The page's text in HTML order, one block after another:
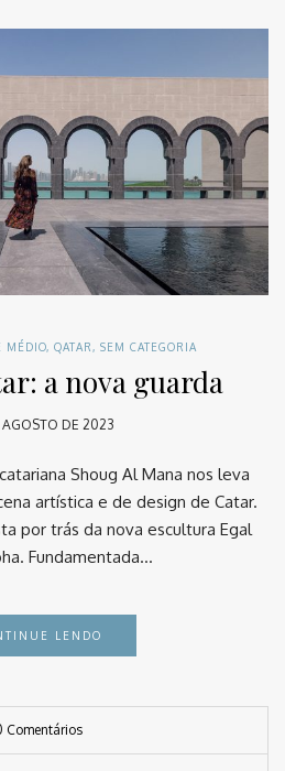
MÉDIO, QATAR, SEM CATEGORIA
a nova guarda
AGOSTO DE 2023
Shoug Al Mana nos leva
artística e de design de Catar.
por trás da nova escultura Egal
Fundamentada…
LENDO
Comentários